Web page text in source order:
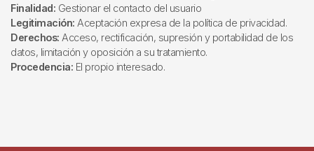
Finalidad: Gestionar el contacto del usuario
Legitimación: Aceptación expresa de la política de privacidad.
Derechos: Acceso, rectificación, supresión y portabilidad de los
datos, limitación y oposición a su tratamiento.
Procedencia: El propio interesado.